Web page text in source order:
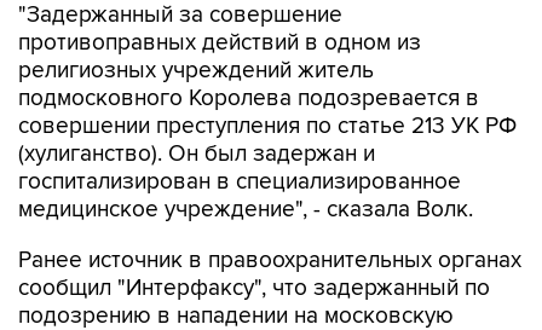
"Задержанный за совершение
противоправных действий в одном из
религиозных учреждений житель
подмосковного Королева подозревается в
совершении преступления по статье 213 УК РФ
(хулиганство). Он был задержан и
госпитализирован в специализированное
медицинское учреждение", - сказала Волк.
Ранее источник в правоохранительных органах
сообщил "Интерфаксу", что задержанный по
подозрению в нападении на московскую